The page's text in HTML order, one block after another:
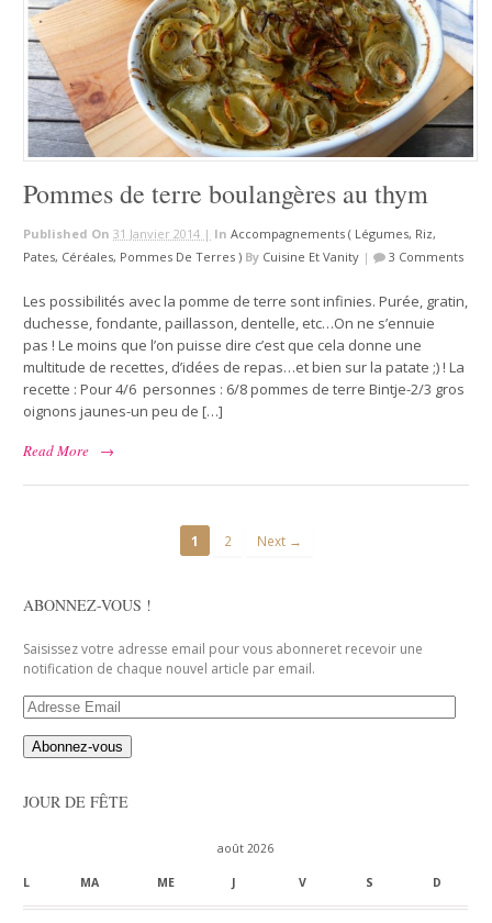
Pommes de terre boulangères au thym
Published On31 Janvier 2014 | In Accompagnements ( Légumes, Riz,
Pates, Céréales, Pommes De Terres ) By Cuisine Et Vanity | 3 Comments
Les possibilités avec la pomme de terre sont infinies. Purée, gratin,
duchesse, fondante, paillasson, dentelle, etc…On ne s’ennuie
pas ! Le moins que l’on puisse dire c’est que cela donne une
multitude de recettes, d’idées de repas…et bien sur la patate ;) ! La
recette : Pour 4/6 personnes : 6/8 pommes de terre Bintje-2/3 gros
oignons jaunes-un peu de […]
Read More
→
1 2 Next →
ABONNEZ-VOUS !
Saisissez votre adresse email pour vous abonneret recevoir une
notification de chaque nouvel article par email.
Adresse
JOUR DE FÊTE
août 2026
L MA ME J V S D